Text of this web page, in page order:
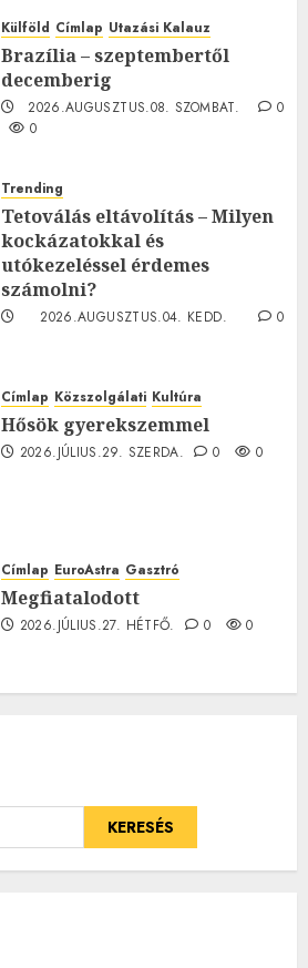
Külföld Címlap Utazási Kalauz
Brazília – szeptembertől
decemberig
2026.AUGUSZTUS.08. SZOMBAT.
0
0
Trending
Tetoválás eltávolítás – Milyen
kockázatokkal és
utókezeléssel érdemes
számolni?
2026.AUGUSZTUS.04. KEDD.
0
Címlap Közszolgálati Kultúra
Hősök gyerekszemmel
2026.JÚLIUS.29. SZERDA. 0 0
Címlap EuroAstra Gasztró
Megfiatalodott
2026.JÚLIUS.27. HÉTFŐ. 0 0
KERESÉS